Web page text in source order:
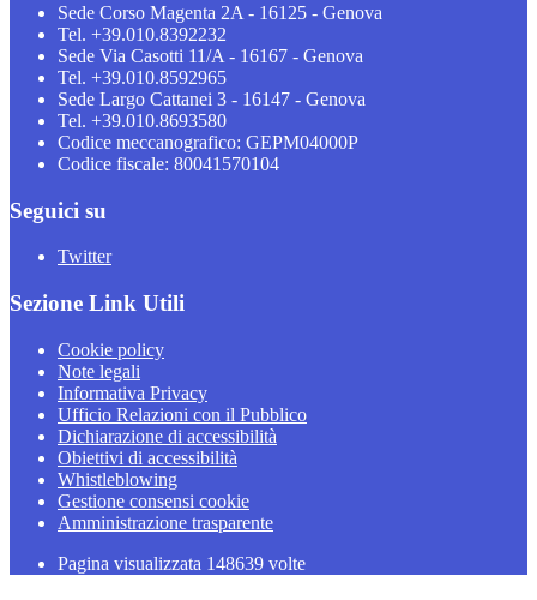
Sede Corso Magenta 2A - 16125 - Genova
Tel. +39.010.8392232
Sede Via Casotti 11/A - 16167 - Genova
Tel. +39.010.8592965
Sede Largo Cattanei 3 - 16147 - Genova
Tel. +39.010.8693580
Codice meccanografico: GEPM04000P
Codice fiscale: 80041570104
Seguici su
Twitter
Sezione Link Utili
Cookie policy
Note legali
Informativa Privacy
Ufficio Relazioni con il Pubblico
Dichiarazione di accessibilità
Obiettivi di accessibilità
Whistleblowing
Gestione consensi cookie
Amministrazione trasparente
Pagina visualizzata 148639 volte